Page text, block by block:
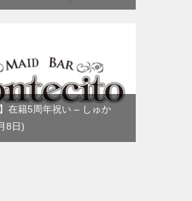
在籍5周年祝い – しゅか
8日